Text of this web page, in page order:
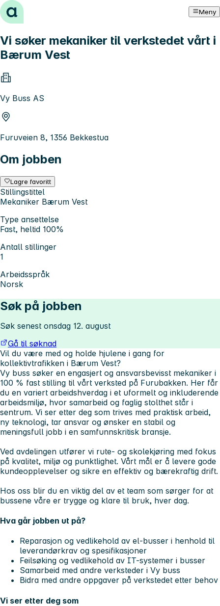
Hopp til innhold Meny
Vi søker mekaniker til verkstedet vårt i
Bærum Vest
Vy Buss AS
Furuveien 8, 1356 Bekkestua
Om jobben
Lagre favoritt
Stillingstittel
Mekaniker Bærum Vest
Type ansettelse
Fast, heltid 100%
Antall stillinger
1
Arbeidsspråk
Norsk
Søk på jobben
Søk senest onsdag 12. august
Gå til søknad
Vil du være med og holde hjulene i gang for
kollektivtrafikken i Bærum Vest?
Vy buss søker en engasjert og ansvarsbevisst mekaniker i
100 % fast stilling til vårt verksted på Furubakken. Her får
du en variert arbeidshverdag i et uformelt og inkluderende
arbeidsmiljø, hvor samarbeid og faglig stolthet står i
sentrum. Vi ser etter deg som trives med praktisk arbeid,
ny teknologi, tar ansvar og ønsker en stabil og
meningsfull jobb i en samfunnskritisk bransje.
Ved avdelingen utfører vi rute- og skolekjøring med fokus
på kvalitet, miljø og punktlighet. Vårt mål er å levere gode
kundeopplevelser og sikre en effektiv og bærekraftig drift.
Hos oss blir du en viktig del av et team som sørger for at
bussene våre er trygge og klare til bruk, hver dag.
Hva går jobben ut på?
Reparasjon og vedlikehold av el-busser i henhold til
leverandørkrav og spesifikasjoner
Feilsøking og vedlikehold av IT-systemer i busser
Samarbeid med andre verksteder i Vy buss
Bidra med andre oppgaver på verkstedet etter behov
Vi ser etter deg som